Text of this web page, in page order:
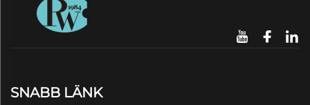
SNABB LÄNK